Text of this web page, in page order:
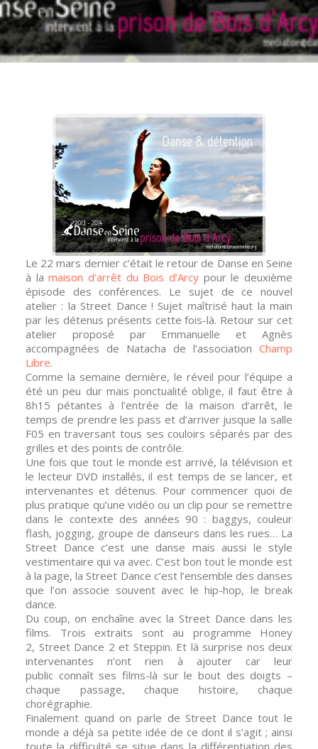
Le 22 mars dernier c’était le retour de Danse en Seine
à lamaison d’arrêt du Bois d’Arcy pour le deuxième
épisode des conférences. Le sujet de ce nouvel
atelier : la Street Dance ! Sujet maîtrisé haut la main
par les détenus présents cette fois-là. Retour sur cet
atelier proposé par Emmanuelle et Agnès
accompagnées de Natacha de l’association Champ
Libre.
Comme la semaine dernière, le réveil pour l’équipe a
été un peu dur mais ponctualité oblige, il faut être à
8h15 pétantes à l’entrée de la maison d’arrêt, le
temps de prendre les pass et d’arriver jusque la salle
F05 en traversant tous ses couloirs séparés par des
grilles et des points de contrôle.
Une fois que tout le monde est arrivé, la télévision et
le lecteur DVD installés, il est temps de se lancer, et
intervenantes et détenus. Pour commencer quoi de
plus pratique qu’une vidéo ou un clip pour se remettre
dans le contexte des années 90 : baggys, couleur
flash, jogging, groupe de danseurs dans les rues… La
Street Dance c’est une danse mais aussi le style
vestimentaire qui va avec. C’est bon tout le monde est
à la page, la Street Dance c’est l’ensemble des danses
que l’on associe souvent avec le hip-hop, le break
dance.
Du coup, on enchaîne avec la Street Dance dans les
films. Trois extraits sont au programme Honey
2, Street Dance 2 et Steppin. Et là surprise nos deux
intervenantes n’ont rien à ajouter car leur
public connaît ses films-là sur le bout des doigts –
chaque passage, chaque histoire, chaque
chorégraphie.
Finalement quand on parle de Street Dance tout le
monde a déjà sa petite idée de ce dont il s’agit ; ainsi
toute la difficulté se situe dans la différentiation des